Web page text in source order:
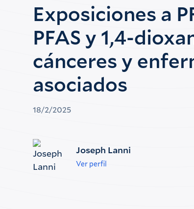
Exposiciones a
PFAS y 1,4-
cánceres y
asociados
18/2/2025
Joseph Lanni
Ver perfil